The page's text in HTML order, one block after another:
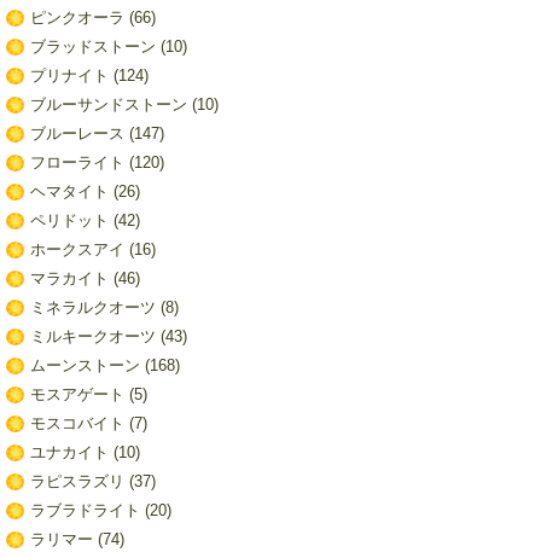
ピンクオーラ (66)
ブラッドストーン (10)
プリナイト (124)
ブルーサンドストーン (10)
ブルーレース (147)
フローライト (120)
ヘマタイト (26)
ペリドット (42)
ホークスアイ (16)
マラカイト (46)
ミネラルクオーツ (8)
ミルキークオーツ (43)
ムーンストーン (168)
モスアゲート (5)
モスコバイト (7)
ユナカイト (10)
ラピスラズリ (37)
ラブラドライト (20)
ラリマー (74)